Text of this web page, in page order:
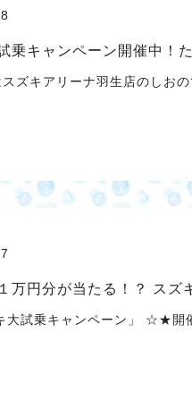
乗キャンペーン開催中！
スズキアリーナ羽生店のしお
円分が当たる！？ スズ
試乗キャンペーン」 ☆★開